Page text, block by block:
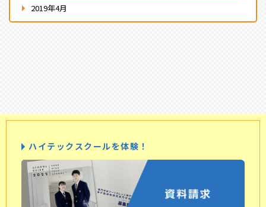
2019年4月
ハイテックスクールを体験！